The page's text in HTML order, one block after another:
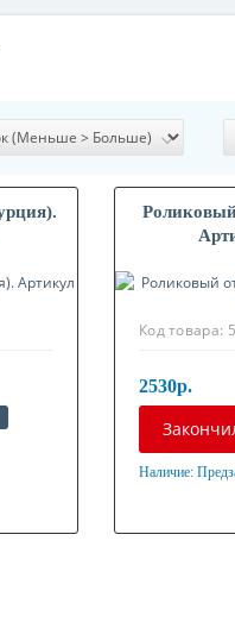
Код товара:
2530р.
Наличие: